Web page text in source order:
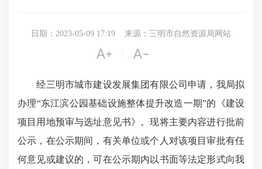
日期：2023-05-09 17:19 来源：三明市自然资源局网站
 
经三明市城市建设发展集团有限公司申请，我局拟
办理“东江滨公园基础设施整体提升改造一期”的《建设
项目用地预审与选址意见书》。现将主要内容进行批前
公示，在公示期间，有关单位或个人对该项目审批有任
何意见或建议的，可在公示期内以书面等法定形式向我